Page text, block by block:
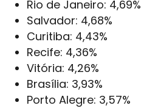
Rio de Janeiro: 4,69%
Salvador: 4,68%
Curitiba: 4,43%
Recife: 4,36%
Vitória: 4,26%
Brasília: 3,93%
Porto Alegre: 3,57%